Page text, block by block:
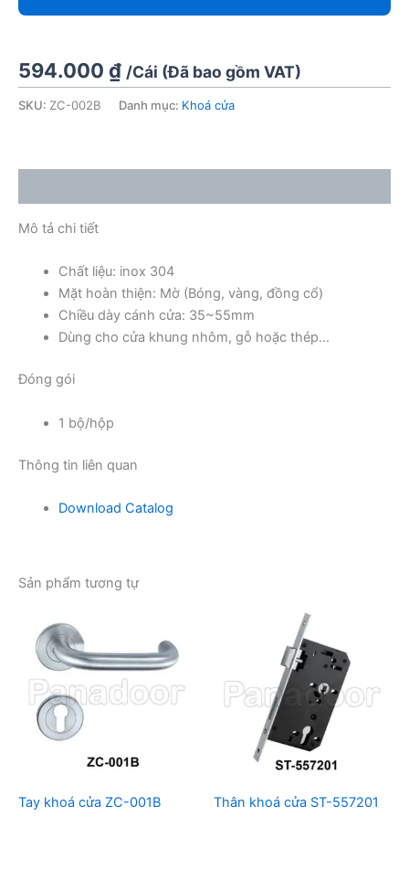
594.000 ₫ /Cái (Đã bao gồm VAT)
SKU: ZC-002B Danh mục: Khoá cửa
Mô tả chi tiết
Chất liệu: inox 304
Mặt hoàn thiện: Mờ (Bóng, vàng, đồng cổ)
Chiều dày cánh cửa: 35~55mm
Dùng cho cửa khung nhôm, gỗ hoặc thép…
Đóng gói
1 bộ/hộp
Thông tin liên quan
Download Catalog
Sản phẩm tương tự
Tay khoá cửa ZC-001B Thân khoá cửa ST-557201